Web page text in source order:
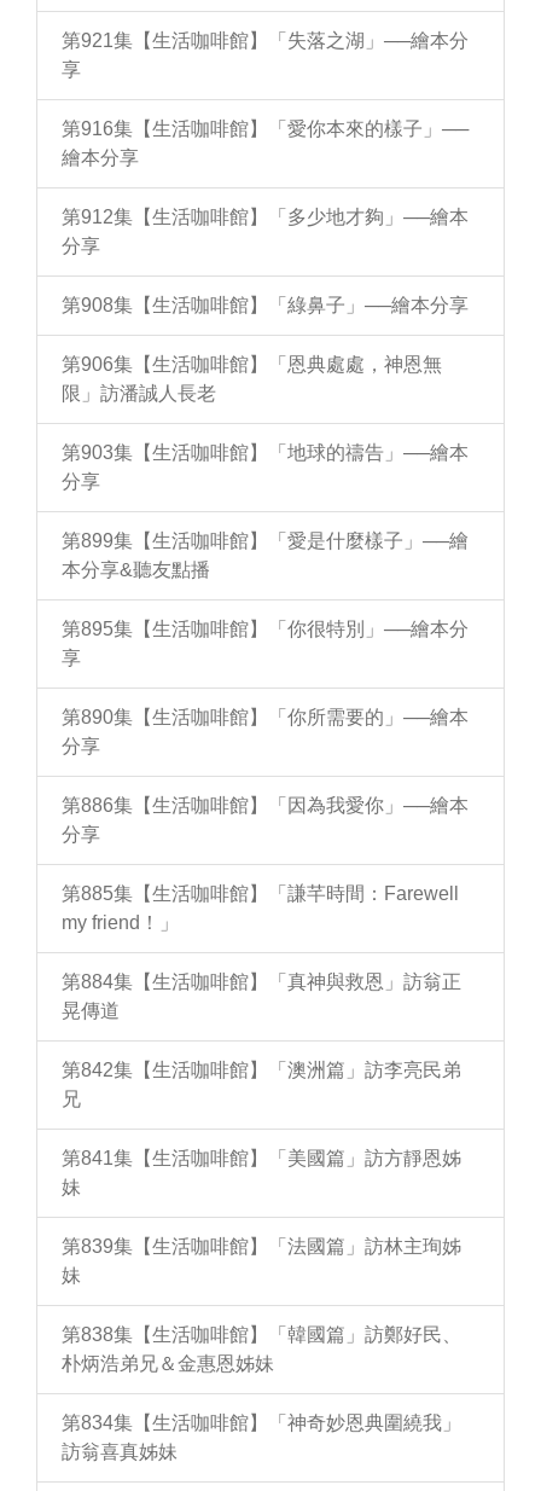
第921集【生活咖啡館】「失落之湖」──繪本分
享
第916集【生活咖啡館】「愛你本來的樣子」──
繪本分享
第912集【生活咖啡館】「多少地才夠」──繪本
分享
第908集【生活咖啡館】「綠鼻子」──繪本分享
第906集【生活咖啡館】「恩典處處，神恩無
限」訪潘誠人長老
第903集【生活咖啡館】「地球的禱告」──繪本
分享
第899集【生活咖啡館】「愛是什麼樣子」──繪
本分享&聽友點播
第895集【生活咖啡館】「你很特別」──繪本分
享
第890集【生活咖啡館】「你所需要的」──繪本
分享
第886集【生活咖啡館】「因為我愛你」──繪本
分享
第885集【生活咖啡館】「謙芊時間：Farewell
my friend！」
第884集【生活咖啡館】「真神與救恩」訪翁正
晃傳道
第842集【生活咖啡館】「澳洲篇」訪李亮民弟
兄
第841集【生活咖啡館】「美國篇」訪方靜恩姊
妹
第839集【生活咖啡館】「法國篇」訪林主珣姊
妹
第838集【生活咖啡館】「韓國篇」訪鄭好民、
朴炳浩弟兄＆金惠恩姊妹
第834集【生活咖啡館】「神奇妙恩典圍繞我」
訪翁喜真姊妹